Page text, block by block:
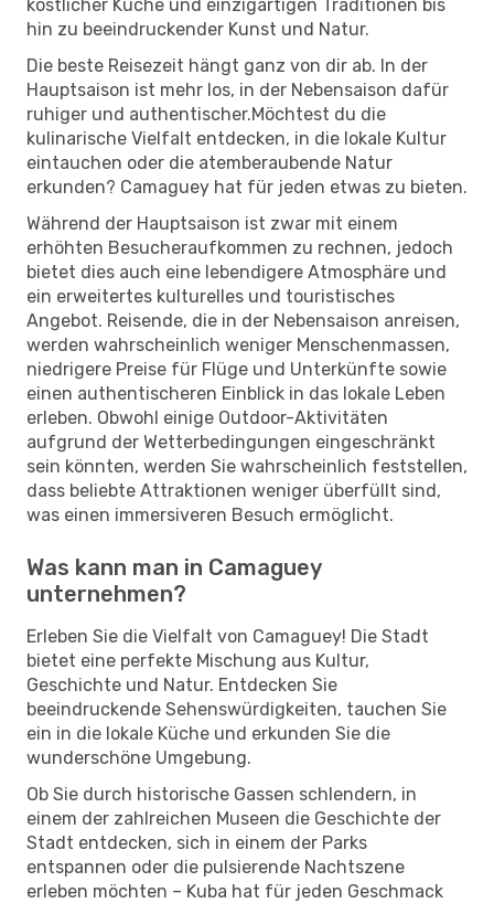
köstlicher Küche und einzigartigen Traditionen bis
hin zu beeindruckender Kunst und Natur.
Die beste Reisezeit hängt ganz von dir ab. In der
Hauptsaison ist mehr los, in der Nebensaison dafür
ruhiger und authentischer.Möchtest du die
kulinarische Vielfalt entdecken, in die lokale Kultur
eintauchen oder die atemberaubende Natur
erkunden? Camaguey hat für jeden etwas zu bieten.
Während der Hauptsaison ist zwar mit einem
erhöhten Besucheraufkommen zu rechnen, jedoch
bietet dies auch eine lebendigere Atmosphäre und
ein erweitertes kulturelles und touristisches
Angebot. Reisende, die in der Nebensaison anreisen,
werden wahrscheinlich weniger Menschenmassen,
niedrigere Preise für Flüge und Unterkünfte sowie
einen authentischeren Einblick in das lokale Leben
erleben. Obwohl einige Outdoor-Aktivitäten
aufgrund der Wetterbedingungen eingeschränkt
sein könnten, werden Sie wahrscheinlich feststellen,
dass beliebte Attraktionen weniger überfüllt sind,
was einen immersiveren Besuch ermöglicht.
Was kann man in Camaguey
unternehmen?
Erleben Sie die Vielfalt von Camaguey! Die Stadt
bietet eine perfekte Mischung aus Kultur,
Geschichte und Natur. Entdecken Sie
beeindruckende Sehenswürdigkeiten, tauchen Sie
ein in die lokale Küche und erkunden Sie die
wunderschöne Umgebung.
Ob Sie durch historische Gassen schlendern, in
einem der zahlreichen Museen die Geschichte der
Stadt entdecken, sich in einem der Parks
entspannen oder die pulsierende Nachtszene
erleben möchten – Kuba hat für jeden Geschmack